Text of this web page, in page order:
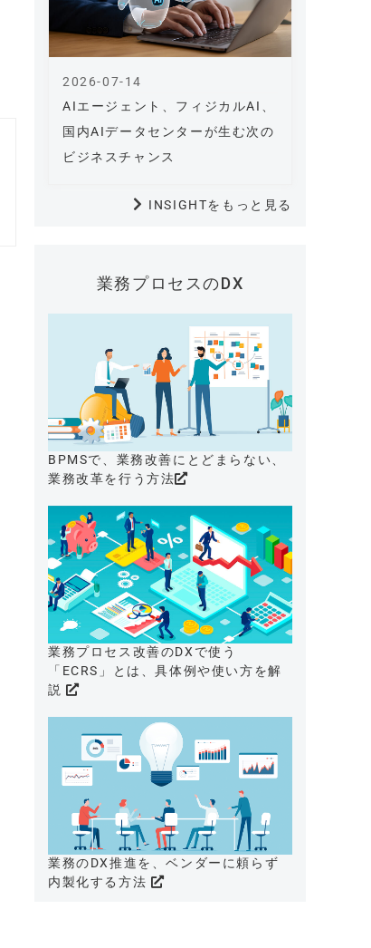
AIエージェント、フィジカルAI、
国内AIデータセンターが生む次の
ビジネスチャンス
2026-07-14
INSIGHTをもっと見る
業務プロセスのDX
BPMSで、業務改善にとどまらない、
業務改革を行う方法
業務プロセス改善のDXで使う
「ECRS」とは、具体例や使い方を解
説
業務のDX推進を、ベンダーに頼らず
内製化する方法